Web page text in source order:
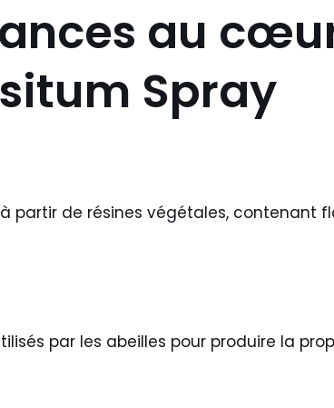
au
Spray
partir de résines végétales, contenant
par les abeilles pour produire la